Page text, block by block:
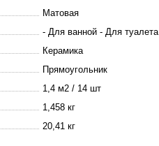
Матовая
- Для ванной - Для туалета
Керамика
Прямоугольник
1,4 м2 / 14 шт
1,458 кг
20,41 кг